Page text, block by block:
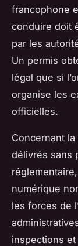
francophone
conduire doit
par les
Un permis
légal que si
organise les
officielles.
Concernant
délivrés sans
numérique
les forces de
inspections